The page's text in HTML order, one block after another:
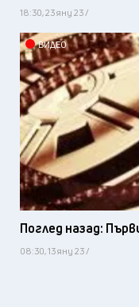
18:30, 23 яну 23 /
ВИДЕО
Поглед назад:
08:30, 13 яну 23 /